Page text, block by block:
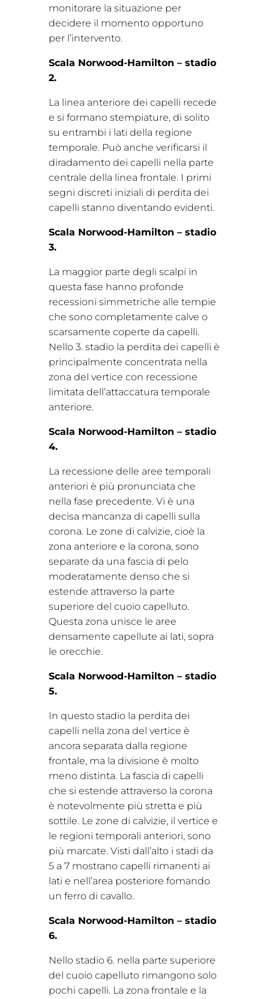
monitorare la situazione per
decidere il momento opportuno
per l’intervento.
Scala Norwood-Hamilton – stadio
2.
La linea anteriore dei capelli recede
e si formano stempiature, di solito
su entrambi i lati della regione
temporale. Può anche verificarsi il
diradamento dei capelli nella parte
centrale della linea frontale. I primi
segni discreti iniziali di perdita dei
capelli stanno diventando evidenti.
Scala Norwood-Hamilton – stadio
3.
La maggior parte degli scalpi in
questa fase hanno profonde
recessioni simmetriche alle tempie
che sono completamente calve o
scarsamente coperte da capelli.
Nello 3. stadio la perdita dei capelli è
principalmente concentrata nella
zona del vertice con recessione
limitata dell’attaccatura temporale
anteriore.
Scala Norwood-Hamilton – stadio
4.
La recessione delle aree temporali
anteriori è più pronunciata che
nella fase precedente. Vi è una
decisa mancanza di capelli sulla
corona. Le zone di calvizie, cioè la
zona anteriore e la corona, sono
separate da una fascia di pelo
moderatamente denso che si
estende attraverso la parte
superiore del cuoio capelluto.
Questa zona unisce le aree
densamente capellute ai lati, sopra
le orecchie.
Scala Norwood-Hamilton – stadio
5.
In questo stadio la perdita dei
capelli nella zona del vertice è
ancora separata dalla regione
frontale, ma la divisione è molto
meno distinta. La fascia di capelli
che si estende attraverso la corona
è notevolmente più stretta e più
sottile. Le zone di calvizie, il vertice e
le regioni temporali anteriori, sono
più marcate. Visti dall’alto i stadi da
5 a 7 mostrano capelli rimanenti ai
lati e nell’area posteriore fomando
un ferro di cavallo.
Scala Norwood-Hamilton – stadio
6.
Nello stadio 6. nella parte superiore
del cuoio capelluto rimangono solo
pochi capelli. La zona frontale e la